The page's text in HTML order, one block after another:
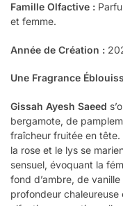
Famille Olfactive :
et femme.
Année de Création :
Une Fragrance
Gissah Ayesh Saeed
bergamote, de
fraîcheur fruitée en
la rose et le lys se
sensuel, évoquant la
fond d’ambre, de
profondeur